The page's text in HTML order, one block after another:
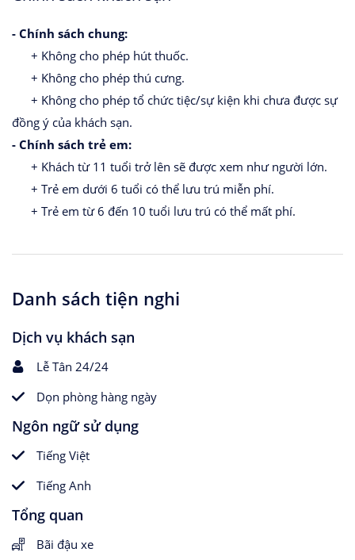
- Chính sách chung:
+ Không cho phép hút thuốc.
+ Không cho phép thú cưng.
+ Không cho phép tổ chức tiệc/sự kiện khi chưa được sự
đồng ý của khách sạn.
- Chính sách trẻ em:
+ Khách từ 11 tuổi trở lên sẽ được xem như người lớn.
+ Trẻ em dưới 6 tuổi có thể lưu trú miễn phí.
+ Trẻ em từ 6 đến 10 tuổi lưu trú có thể mất phí.
Danh sách tiện nghi
Dịch vụ khách sạn
Lễ Tân 24/24
Dọn phòng hàng ngày
Ngôn ngữ sử dụng
Tiếng Việt
Tiếng Anh
Tổng quan
Bãi đậu xe